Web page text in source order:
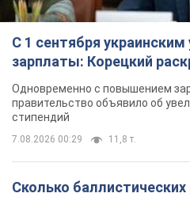
С 1 сентября
зарплаты: Корецкий
Одновременно с повышением
правительство объявило об
стипендий
7.08.2026 00:29 11,8 т.
Сколько баллистических